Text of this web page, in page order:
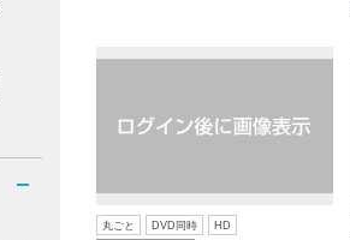
丸ごと DVD同時
HD